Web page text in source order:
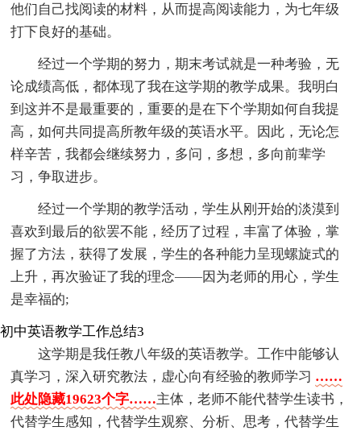
他们自己找阅读的材料，从而提高阅读能力，为七年级
打下良好的基础。
经过一个学期的努力，期末考试就是一种考验，无
论成绩高低，都体现了我在这学期的教学成果。我明白
到这并不是最重要的，重要的是在下个学期如何自我提
高，如何共同提高所教年级的英语水平。因此，无论怎
样辛苦，我都会继续努力，多问，多想，多向前辈学
习，争取进步。
经过一个学期的教学活动，学生从刚开始的淡漠到
喜欢到最后的欲罢不能，经历了过程，丰富了体验，掌
握了方法，获得了发展，学生的各种能力呈现螺旋式的
上升，再次验证了我的理念——因为老师的用心，学生
是幸福的;
初中英语教学工作总结3
这学期是我任教八年级的英语教学。工作中能够认
真学习，深入研究教法，虚心向有经验的教师学习 ……
此处隐藏19623个字……主体，老师不能代替学生读书，
代替学生感知，代替学生观察、分析、思考，代替学生